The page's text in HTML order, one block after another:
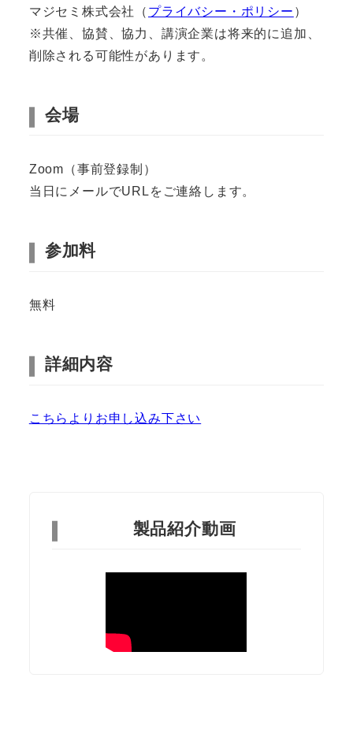
マジセミ株式会社（ プライバシー・ポリシー ）
※共催、協賛、協力、講演企業は将来的に追加、
削除される可能性があります。
会場
Zoom（事前登録制）
当日にメールでURLをご連絡します。
参加料
無料
詳細内容
こちらよりお申し込み下さい
製品紹介動画